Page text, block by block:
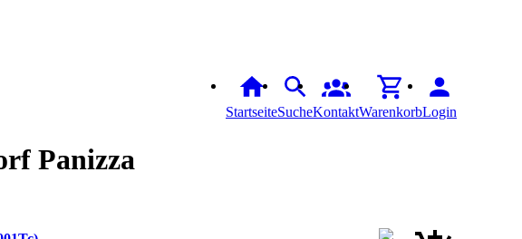
StartseiteSucheKontaktWarenkorbLogin
Panizza